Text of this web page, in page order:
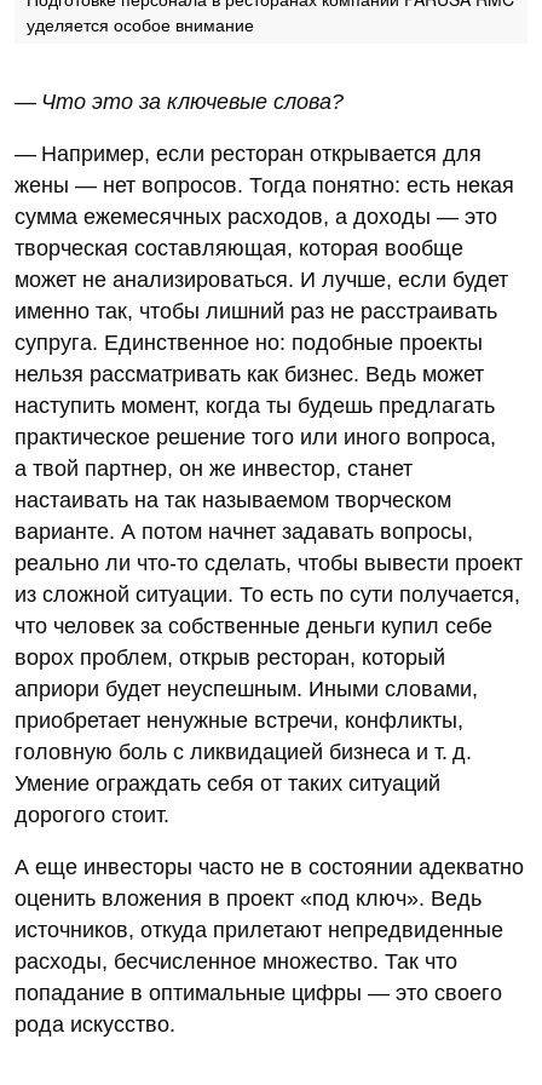
уделяется особое внимание
— Что это за ключевые слова?
— Например, если ресторан открывается для
жены — нет вопросов. Тогда понятно: есть некая
сумма ежемесячных расходов, а доходы — это
творческая составляющая, которая вообще
может не анализироваться. И лучше, если будет
именно так, чтобы лишний раз не расстраивать
супруга. Единственное но: подобные проекты
нельзя рассматривать как бизнес. Ведь может
наступить момент, когда ты будешь предлагать
практическое решение того или иного вопроса,
а твой партнер, он же инвестор, станет
настаивать на так называемом творческом
варианте. А потом начнет задавать вопросы,
реально ли что-то сделать, чтобы вывести проект
из сложной ситуации. То есть по сути получается,
что человек за собственные деньги купил себе
ворох проблем, открыв ресторан, который
априори будет неуспешным. Иными словами,
приобретает ненужные встречи, конфликты,
головную боль с ликвидацией бизнеса и т. д.
Умение ограждать себя от таких ситуаций
дорогого стоит.
А еще инвесторы часто не в состоянии адекватно
оценить вложения в проект «под ключ». Ведь
источников, откуда прилетают непредвиденные
расходы, бесчисленное множество. Так что
попадание в оптимальные цифры — это своего
рода искусство.